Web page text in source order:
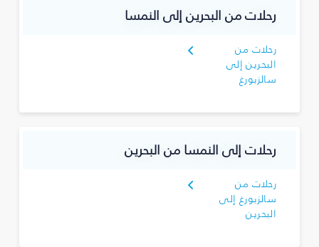
رحلات من البحرين إلى النمسا
رحلات من
البحرين إلى
سالزبورغ
رحلات إلى النمسا من البحرين
رحلات من
سالزبورغ إلى
البحرين